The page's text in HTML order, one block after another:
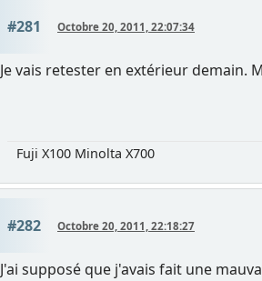
#281 Octobre 20, 2011, 22:07:34
Je vais retester en extérieur demain.
Fuji X100 Minolta X700
#282 Octobre 20, 2011, 22:18:27
J'ai supposé que j'avais fait une